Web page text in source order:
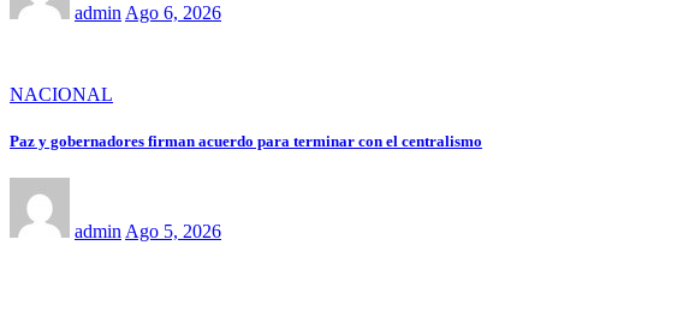
admin Ago 6, 2026
NACIONAL
Paz y gobernadores firman acuerdo para terminar con el centralismo
admin Ago 5, 2026